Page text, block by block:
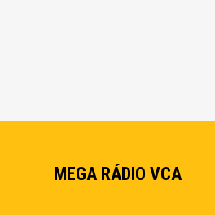
MEGA RÁDIO VCA